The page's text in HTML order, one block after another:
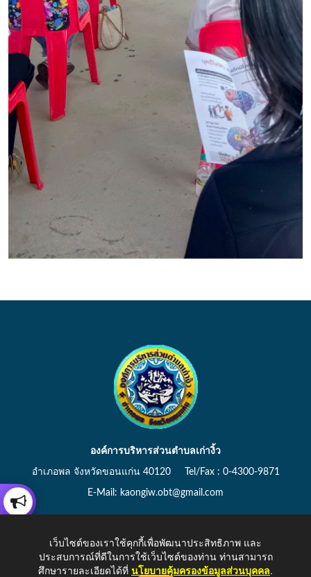
องค์การบริหารส่วนตำบลเก่างิ้ว
อำเภอพล จังหวัดขอนแก่น 40120 Tel/Fax : 0-4300-9871
E-Mail: kaongiw.obt@gmail.com
Copyright © 2026 All Right Resive http://www.kaongiw.go.th
เว็บไซต์ของเราใช้คุกกี้เพื่อพัฒนาประสิทธิภาพ และ
ประสบการณ์ที่ดีในการใช้เว็บไซต์ของท่าน ท่านสามารถ
ศึกษารายละเอียดได้ที่ นโยบายคุ้มครองข้อมูลส่วนบุคคล.